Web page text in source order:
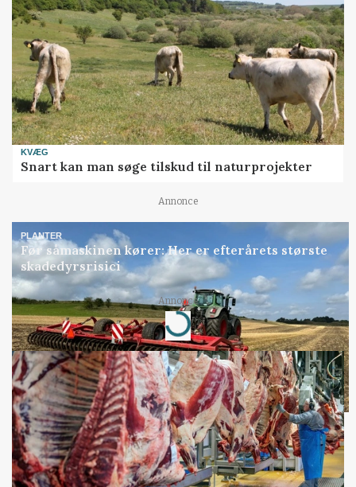
KVÆG
Snart kan man søge tilskud til naturprojekter
Annonce
PLANTER
Før såmaskinen kører: Her er efterårets største
skadedyrsrisici
Annonce
Loading...